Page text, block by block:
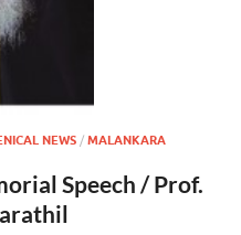
NEWS / MALANKARA
Speech / Prof.